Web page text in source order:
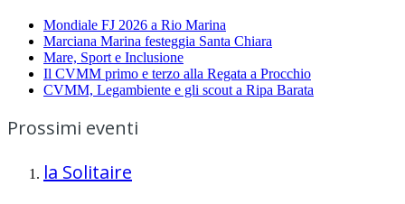
Mondiale FJ 2026 a Rio Marina
Marciana Marina festeggia Santa Chiara
Mare, Sport e Inclusione
Il CVMM primo e terzo alla Regata a Procchio
CVMM, Legambiente e gli scout a Ripa Barata
Prossimi eventi
la Solitaire